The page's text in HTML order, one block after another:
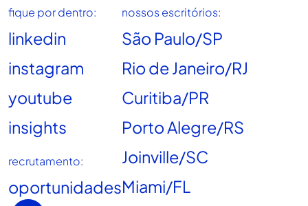
fique por dentro:
linkedin
instagram
youtube
insights
recrutamento:
oportunidades
nossos escritórios:
São Paulo/SP
Rio de Janeiro/RJ
Curitiba/PR
Porto Alegre/RS
Joinville/SC
Miami/FL